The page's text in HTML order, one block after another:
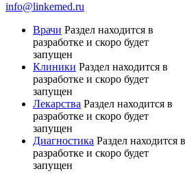
info@linkemed.ru
Врачи Раздел находится в
разработке и скоро будет
запущен
Клиники Раздел находится в
разработке и скоро будет
запущен
Лекарства Раздел находится в
разработке и скоро будет
запущен
Диагностика Раздел находится в
разработке и скоро будет
запущен